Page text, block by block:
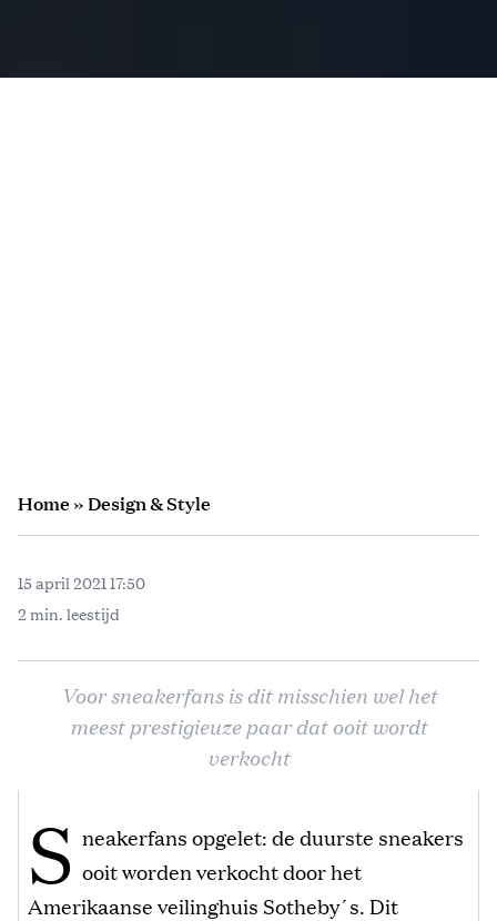
Home»Design & Style
15 april 2021 17:50
2 min. leestijd
Voor sneakerfans is dit misschien wel het
meest prestigieuze paar dat ooit wordt
verkocht
S neakerfans opgelet: de duurste sneakers
ooit worden verkocht door het
Amerikaanse veilinghuis Sotheby´s. Dit